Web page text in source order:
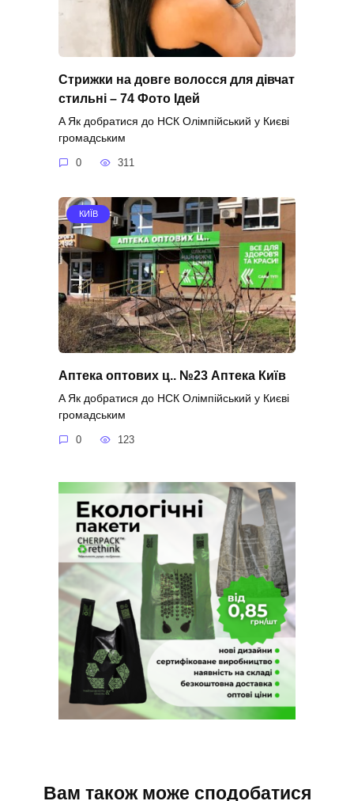
Стрижки на довге волосся для дівчат
стильні – 74 Фото Ідей
A Як добратися до НСК Олімпійський у Києві
громадським
0 311
КИЇВ
Аптека оптових ц.. №23 Аптека Київ
A Як добратися до НСК Олімпійський у Києві
громадським
0 123
Вам також може сподобатися